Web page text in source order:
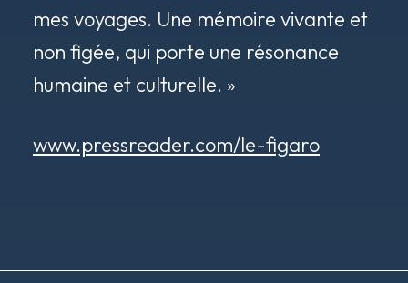
mes voyages. Une mémoire vivante et
non figée, qui porte une résonance
humaine et culturelle. »
www.pressreader.com/le-figaro